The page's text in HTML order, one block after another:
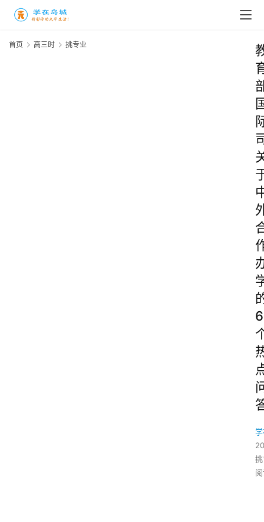
首页 高三时 挑专业
6